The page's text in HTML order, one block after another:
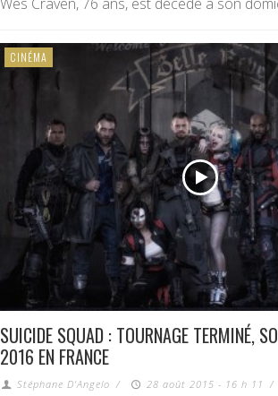
CINÉMA
SUICIDE SQUAD : TOURNAGE TERMINÉ,
2016 EN FRANCE
Stéphane D'Angelo / 28 août 2015 - 16 h 11 /